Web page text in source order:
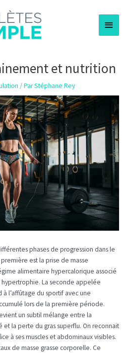
Menu
et nutrition
/ ParStéphane Rey
phases de progression dans le
est la prise de masse
alimentaire hypercalorique associé
La seconde appelée
l’affûtage du sportif avec une
lors de la première période.
un subtil mélange entre la
et la perte du gras superflu. On reconnait
à ses muscles et abdominaux visibles.
de masse grasse corporelle. Ce